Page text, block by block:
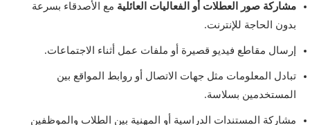
مشاركة صور العطلات أو الفعاليات العائلية مع الأصدقاء بسرعة
بدون الحاجة للإنترنت.
إرسال مقاطع فيديو قصيرة أو ملفات عمل أثناء الاجتماعات.
تبادل المعلومات مثل جهات الاتصال أو روابط المواقع بين
المستخدمين بسلاسة.
مشاركة المستندات الدراسية أو المهنية بين الطلاب والموظفين